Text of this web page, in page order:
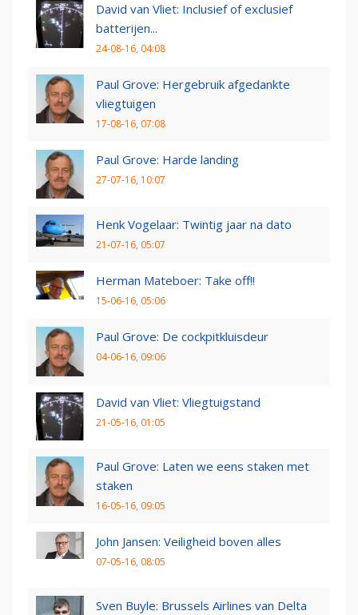
David van Vliet: Inclusief of exclusief
batterijen...
24-08-16, 04:08
Paul Grove: Hergebruik afgedankte
vliegtuigen
17-08-16, 07:08
Paul Grove: Harde landing
27-07-16, 10:07
Henk Vogelaar: Twintig jaar na dato
21-07-16, 05:07
Herman Mateboer: Take off!!
15-06-16, 05:06
Paul Grove: De cockpitkluisdeur
04-06-16, 09:06
David van Vliet: Vliegtuigstand
21-05-16, 01:05
Paul Grove: Laten we eens staken met
staken
16-05-16, 09:05
John Jansen: Veiligheid boven alles
07-05-16, 08:05
Sven Buyle: Brussels Airlines van Delta